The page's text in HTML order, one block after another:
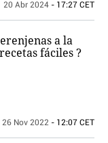
20 Abr 2024 - 17:27 CET
a la
fáciles ?
26 Nov 2022 - 12:07 CET